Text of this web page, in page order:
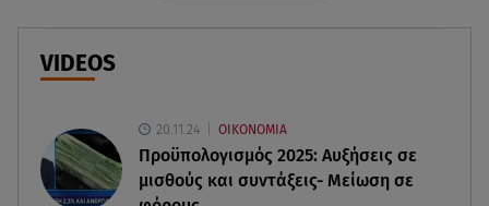
Μαρία Κάλλας: Όταν η ντίβα της όπερας μίλησε
Τι είναι το «πολωμένο μελτέμι», που
τροφοδότησε τις φωτιές σε Αττικοβοιωτία
VIDEOS
20.11.24 ΟΙΚΟΝΟΜΙΑ
Προϋπολογισμός 2025: Αυξήσεις σε
μισθούς και συντάξεις- Μείωση σε